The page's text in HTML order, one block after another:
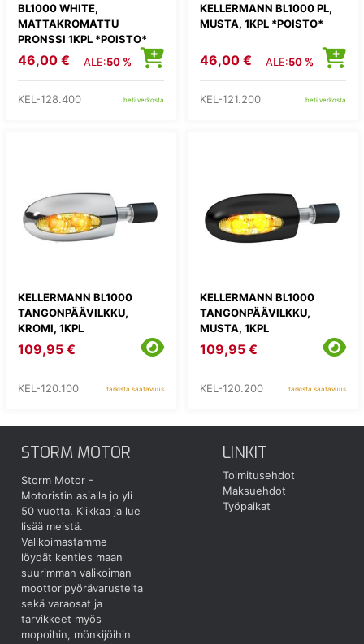
BL1000 WHITE,
MATTAKROMATTU
PRONSSI 1KPL *POISTO*
46,00 € ALE:50 %
KEL-128.400 heti verkosta
KELLERMANN BL1000 PL,
MUSTA, 1KPL *POISTO*
46,00 € ALE:50 %
KEL-121.200 heti verkosta
KELLERMANN BL1000
TANGONPÄÄVILKKU,
KROMI, 1KPL
109,95 €
KEL-120.100 tarkista saatavuus
KELLERMANN BL1000
TANGONPÄÄVILKKU,
MUSTA, 1KPL
109,95 €
KEL-120.200 tarkista saatavuus
STORM MOTOR
Storm Motor -
Motoristin asialla jo yli
50 vuotta. Klikkaa ja lue
lisää meistä.
Valikoimastamme
löydät kenties maan
suurimman valikoiman
moottoripyörävarusteita
sekä varaosat ja
tarvikkeet myös
mopoihin, mönkijöihin
LINKIT
Toimitusehdot
Maksuehdot
Työpaikat